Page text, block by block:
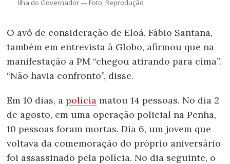
Ilha do Governador — Foto: Reprodução
O avô de consideração de Eloá, Fábio Santana,
também em entrevista à Globo, afirmou que na
manifestação a PM “chegou atirando para cima”.
“Não havia confronto”, disse.
Em 10 dias, apolícia matou 14 pessoas. No dia 2
de agosto, em uma operação policial na Penha,
10 pessoas foram mortas. Dia 6, um jovem que
voltava da comemoração do próprio aniversário
foi assassinado pela polícia. No dia seguinte, o